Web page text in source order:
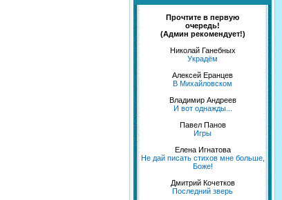
Прочтите в первую
очередь!
(Админ рекомендует!)
Николай Ганебных
Украдём
Алексей Еранцев
В Михайловском
Владимир Андреев
И вот однажды...
Павел Панов
Игры
Елена Игнатова
Не дай писать стихов мне больше,
Боже!
Дмитрий Кочетков
Последний зверь